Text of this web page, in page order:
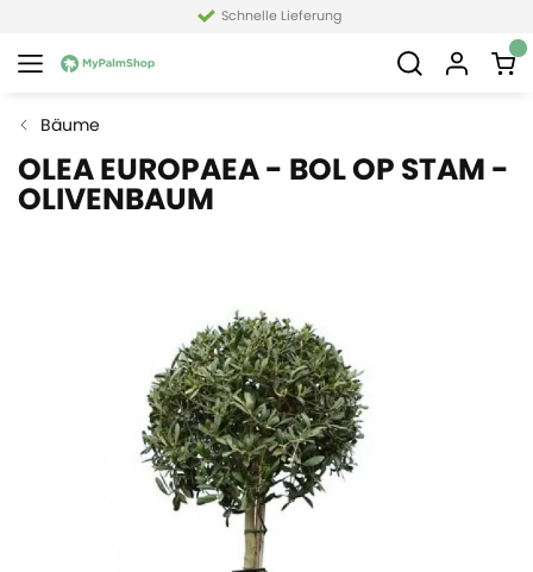
Schnelle Lieferung
Bäume
OLEA EUROPAEA - BOL OP STAM -
OLIVENBAUM